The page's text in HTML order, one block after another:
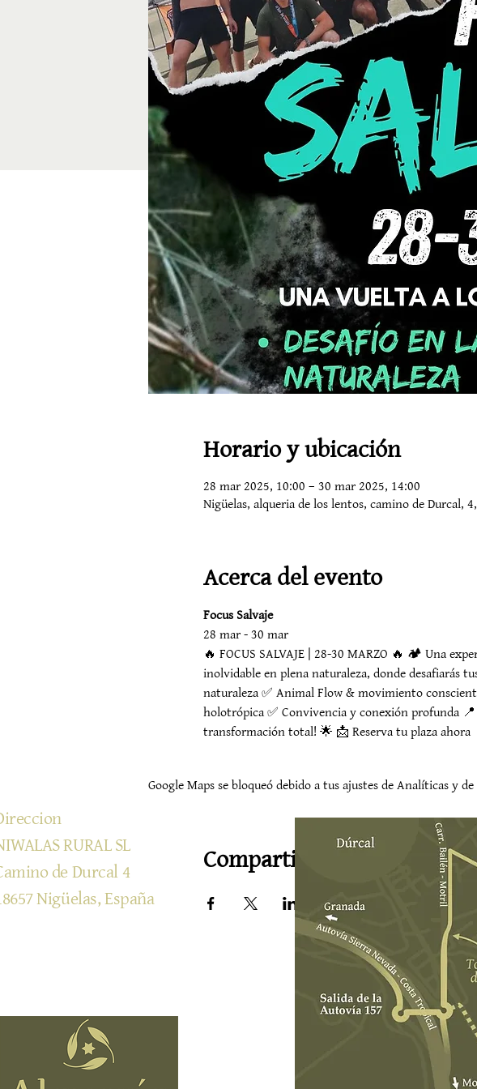
Horario y ubicación
28 mar 2025, 10:00 – 30 mar 2025, 14:00
Nigüelas, alqueria de los lentos, camino de Durcal,
Acerca del evento
Focus Salvaje
28 mar - 30 mar
🔥 FOCUS SALVAJE | 28-30 MARZO 🔥 🏕️ Una
inolvidable en plena naturaleza, donde desafiarás
naturaleza ✅ Animal Flow & movimiento
holotrópica ✅ Convivencia y conexión profunda
transformación total! 🌟 📩 Reserva tu plaza ahora
Google Maps se bloqueó debido a tus ajustes de Analíticas y
Compartir este evento
RURAL SL
de Durcal 4
Nigüelas, España